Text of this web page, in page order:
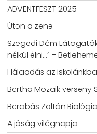
ADVENTFESZT 2025
Úton a zene
Szegedi Dóm
nélkül élni…” –
Hálaadás az
Bartha Mozaik verseny
Barabás Zoltán
A jóság világnapja